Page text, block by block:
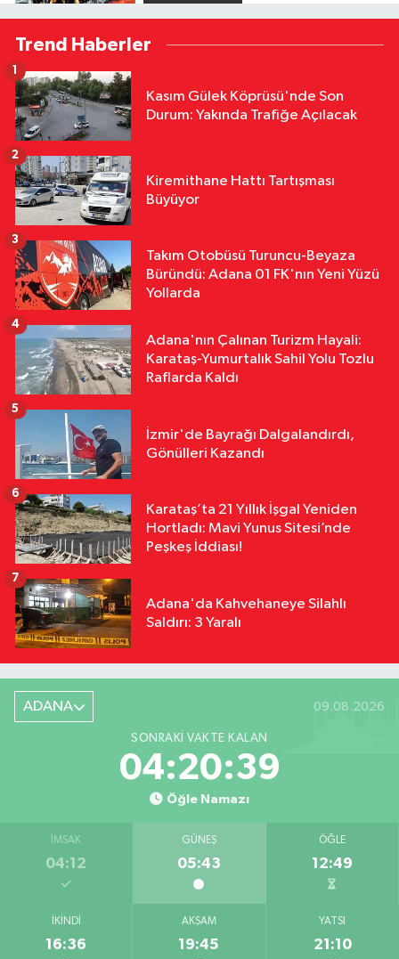
10:3256 Yıllık Sinema Yolculuğu:
Altın Koza’nın Adana’dan Dünyaya
10:24 Çocuklara Yönelik Yeni
10:16Adana’da Otoyolda
Asayiş
10:10Milyonluk Arsa Kavgasında
Trend Haberler
Kasım Gülek Köprüsü'nde Son
Durum: Yakında Trafiğe Açılacak
1
Kiremithane Hattı Tartışması
Büyüyor
2
Takım Otobüsü Turuncu-Beyaza
Büründü: Adana 01 FK'nın Yeni Yüzü
Yollarda
3
Adana'nın Çalınan Turizm Hayali:
Karataş-Yumurtalık Sahil Yolu Tozlu
Raflarda Kaldı
4
İzmir'de Bayrağı Dalgalandırdı,
Gönülleri Kazandı
5
Karataş’ta 21 Yıllık İşgal Yeniden
Hortladı: Mavi Yunus Sitesi’nde
Peşkeş İddiası!
6
Adana'da Kahvehaneye Silahlı
Saldırı: 3 Yaralı
7
ADANA 09.08.2026
SONRAKI VAKTE KALAN
04:20:38
Öğle Namazı
İMSAK
04:12
GÜNEŞ
05:43
ÖĞLE
12:49
İKINDI
16:36
AKŞAM
19:45
YATSI
21:10